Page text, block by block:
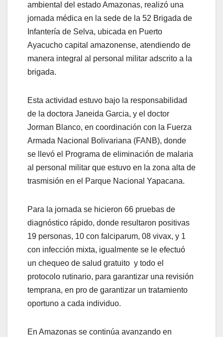
ambiental del estado Amazonas, realizó una
jornada médica en la sede de la 52 Brigada de
Infantería de Selva, ubicada en Puerto
Ayacucho capital amazonense, atendiendo de
manera integral al personal militar adscrito a la
brigada.
Esta actividad estuvo bajo la responsabilidad
de la doctora Janeida Garcia, y el doctor
Jorman Blanco, en coordinación con la Fuerza
Armada Nacional Bolivariana (FANB), donde
se llevó el Programa de eliminación de malaria
al personal militar que estuvo en la zona alta de
trasmisión en el Parque Nacional Yapacana.
Para la jornada se hicieron 66 pruebas de
diagnóstico rápido, donde resultaron positivas
19 personas, 10 con falciparum, 08 vivax, y 1
con infección mixta, igualmente se le efectuó
un chequeo de salud gratuito y todo el
protocolo rutinario, para garantizar una revisión
temprana, en pro de garantizar un tratamiento
oportuno a cada individuo.
En Amazonas se continúa avanzando en